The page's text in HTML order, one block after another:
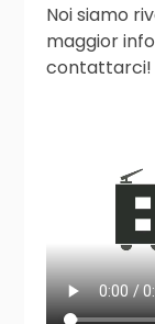
Noi siamo
maggior
contattarci!